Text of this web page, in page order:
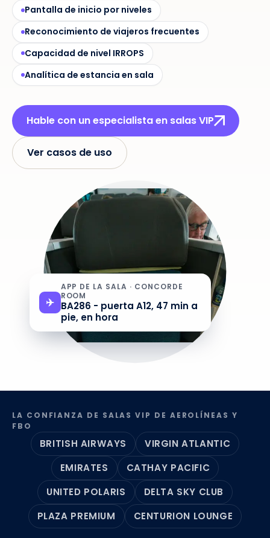
Pantalla de inicio por niveles
Reconocimiento de viajeros frecuentes
Capacidad de nivel IRROPS
Analítica de estancia en sala
Hable con un especialista en salas VIP
Ver casos de uso
✈️
APP DE LA SALA · CONCORDE
ROOM
BA286 - puerta A12, 47 min a
pie, en hora
LA CONFIANZA DE SALAS VIP DE AEROLÍNEAS Y
FBO
BRITISH AIRWAYS
VIRGIN ATLANTIC
EMIRATES
CATHAY PACIFIC
UNITED POLARIS
DELTA SKY CLUB
PLAZA PREMIUM
CENTURION LOUNGE